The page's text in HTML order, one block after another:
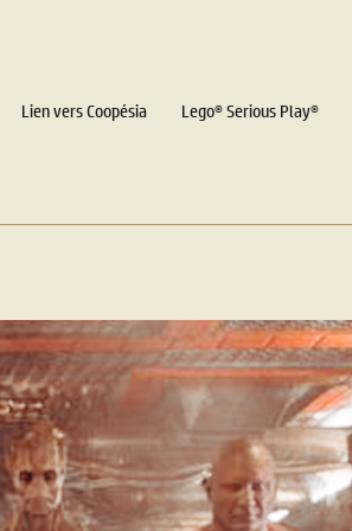
Lien vers Coopésia Lego® Serious Play®